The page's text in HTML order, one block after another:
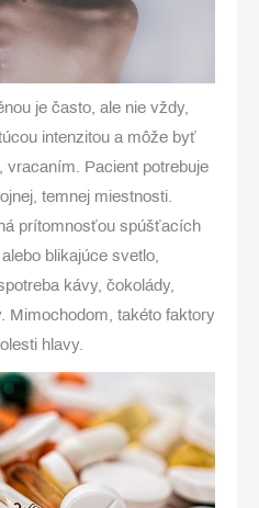
je často, ale nie vždy,
intenzitou a môže byť
Pacient potrebuje
temnej miestnosti.
prítomnosťou spúšťacích
blikajúce svetlo,
kávy, čokolády,
Mimochodom, takéto faktory
hlavy.